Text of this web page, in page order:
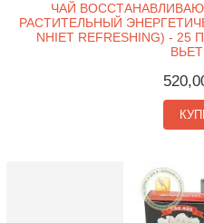
ЧАЙ
РАСТИТЕЛЬНЫЙ
NHIET REFRESHING) -